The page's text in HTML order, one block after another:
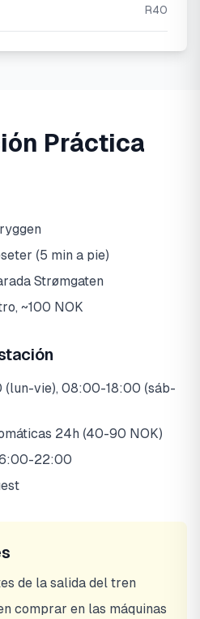
R40
Práctica
(5 min a pie)
Strømgaten
~100 NOK
vie), 08:00-18:00 (sáb-
24h (40-90 NOK)
22:00
de la salida del tren
comprar en las máquinas